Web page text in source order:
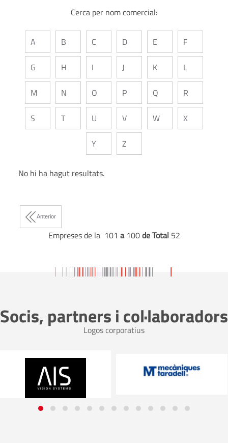
Cerca per nom comercial:
A B C D E F
G H I J K L
M N O P Q R
S T U V W X
Y Z
No hi ha hagut resultats.
Anterior
Empreses de la 101 a100de Total 52
Socis, partners i col·laboradors
Logos corporatius